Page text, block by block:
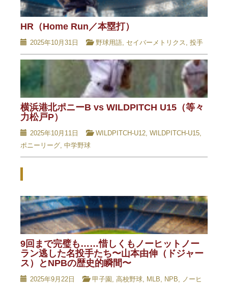
HR（Home Run／本塁打）
2025年10月31日 野球用語, セイバーメトリクス, 投手
横浜港北ポニーB vs WILDPITCH U15（等々
力松戸P）
2025年10月11日 WILDPITCH-U12, WILDPITCH-U15,
ポニーリーグ, 中学野球
9回まで完璧も……惜しくもノーヒットノー
ラン逃した名投手たち〜山本由伸（ドジャー
ス）とNPBの歴史的瞬間〜
2025年9月22日 甲子園 , 高校野球, MLB, NPB, ノーヒ